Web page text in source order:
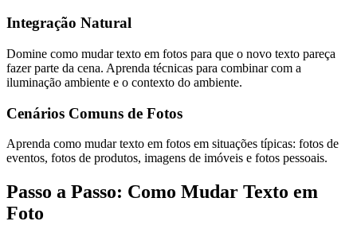
Integração Natural
Domine como mudar texto em fotos para que o novo texto pareça
fazer parte da cena. Aprenda técnicas para combinar com a
iluminação ambiente e o contexto do ambiente.
Cenários Comuns de Fotos
Aprenda como mudar texto em fotos em situações típicas: fotos de
eventos, fotos de produtos, imagens de imóveis e fotos pessoais.
Passo a Passo: Como Mudar Texto em
Foto